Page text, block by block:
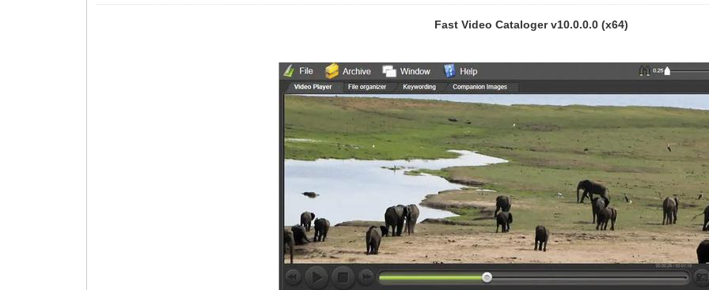
Fast Video Cataloger v10.0.0.0 (x64)